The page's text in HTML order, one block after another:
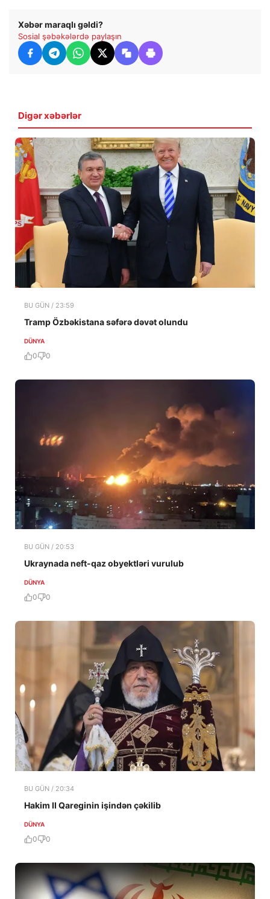
Xəbər maraqlı gəldi?
Sosial şəbəkələrdə paylaşın
Digər xəbərlər
BU GÜN / 23:59
Tramp Özbəkistana səfərə dəvət olundu
DÜNYA
0 0
BU GÜN / 20:53
Ukraynada neft-qaz obyektləri vurulub
DÜNYA
0 0
BU GÜN / 20:34
Hakim II Qareginin işindən çəkilib
DÜNYA
0 0